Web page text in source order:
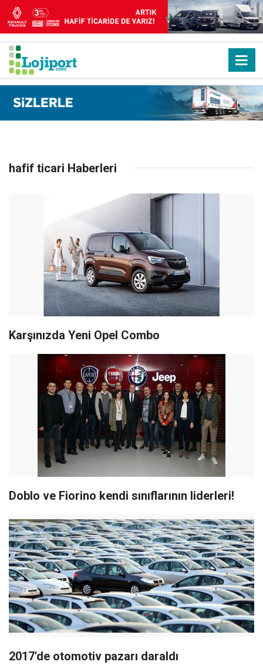
hafif ticari Haberleri
Karşınızda Yeni Opel Combo
Doblo ve Fiorino kendi sınıflarının liderleri!
2017'de otomotiv pazarı daraldı